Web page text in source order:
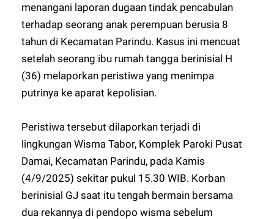
menangani laporan dugaan tindak pencabulan
terhadap seorang anak perempuan berusia 8
tahun di Kecamatan Parindu. Kasus ini mencuat
setelah seorang ibu rumah tangga berinisial H
(36) melaporkan peristiwa yang menimpa
putrinya ke aparat kepolisian.
Peristiwa tersebut dilaporkan terjadi di
lingkungan Wisma Tabor, Komplek Paroki Pusat
Damai, Kecamatan Parindu, pada Kamis
(4/9/2025) sekitar pukul 15.30 WIB. Korban
berinisial GJ saat itu tengah bermain bersama
dua rekannya di pendopo wisma sebelum